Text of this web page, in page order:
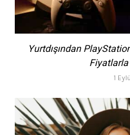
Yurtdışından
1